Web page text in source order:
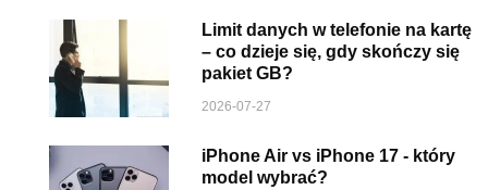
Limit danych w telefonie na kartę
– co dzieje się, gdy skończy się
pakiet GB?
2026-07-27
iPhone Air vs iPhone 17 - który
model wybrać?